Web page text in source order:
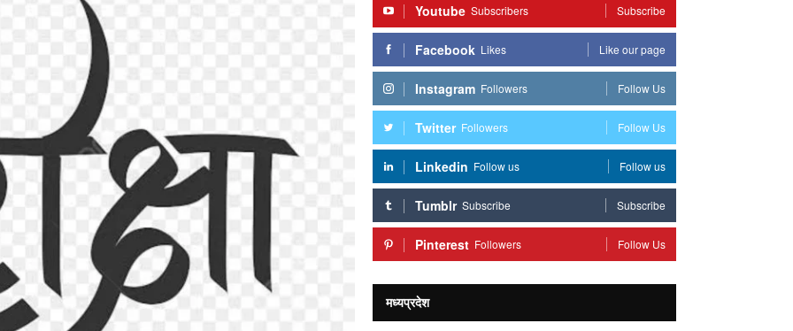
Youtube Subscribers Subscribe
Facebook Likes Like our page
Instagram Followers Follow Us
Twitter Followers Follow Us
Linkedin Follow us Follow us
Tumblr Subscribe Subscribe
Pinterest Followers Follow Us
मध्यप्रदेश